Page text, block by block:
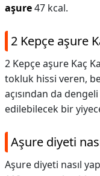
aşure47 kcal.
2 Kepçe aşure
2 Kepçe aşure Kaç
tokluk hissi veren,
açısından da
edilebilecek bir
Aşure diyeti
Aşure diyeti nasıl